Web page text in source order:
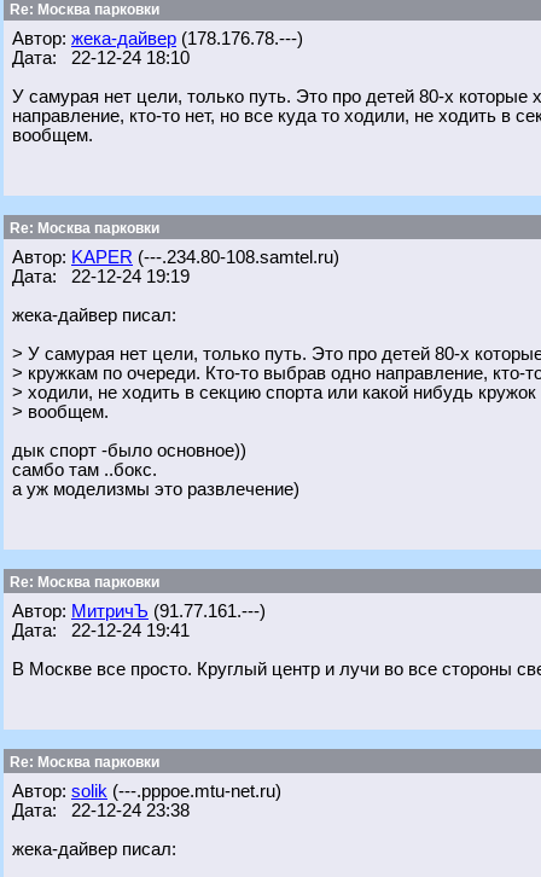
Re: Москва парковки
Автор: жека-дайвер (178.176.78.---)
Дата: 22-12-24 18:10
У самурая нет цели, только путь. Это про детей 80-х
направление, кто-то нет, но все куда то ходили, не ходить в
вообщем.
Re: Москва парковки
Автор: KAPER (---.234.80-108.samtel.ru)
Дата: 22-12-24 19:19
жека-дайвер писал:
> У самурая нет цели, только путь. Это про детей 80-х
> кружкам по очереди. Кто-то выбрав одно направление, кто-
> ходили, не ходить в секцию спорта или какой нибудь
> вообщем.
дык спорт -было основное))
самбо там ..бокс.
а уж моделизмы это развлечение)
Re: Москва парковки
Автор: МитричЪ (91.77.161.---)
Дата: 22-12-24 19:41
В Москве все просто. Круглый центр и лучи во все стороны
Re: Москва парковки
Автор: solik (---.pppoe.mtu-net.ru)
Дата: 22-12-24 23:38
жека-дайвер писал: